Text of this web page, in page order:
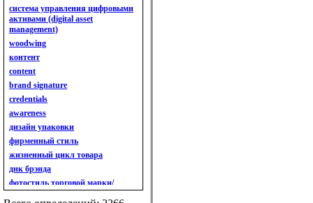
анализ конкурентов
анализ кросс-культурных
особенностей
анализ мак кинси «7s»
анализ макросистемы
анализ маркетинговый
анализ рынка
анализ ситуационный
анализ экспертный
индивидуальный
анкета
ассортимент
ассортимент товарный.
планирование товарного
ассортимента
ассортимент. глубина
система управления цифровыми
активами (digital asset
management)
woodwing
контент
content
brand signature
credentials
awareness
дизайн упаковки
фирменный стиль
жизненный цикл товара
днк брэнда
фотостиль торговой марки/
линейки продукции